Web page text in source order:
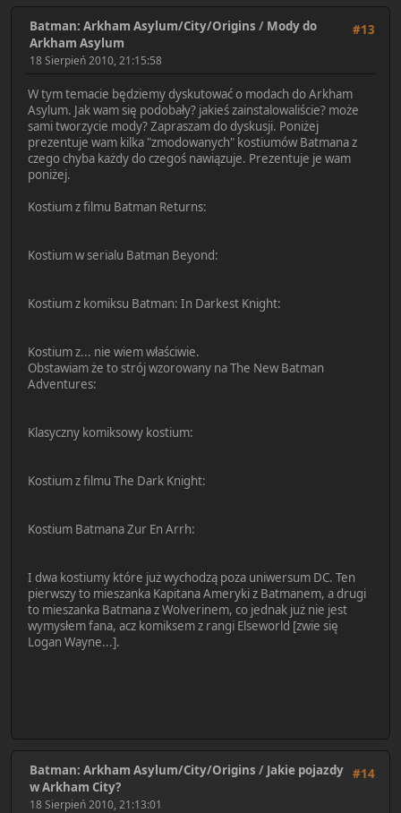
#13
Batman: Arkham Asylum/City/Origins / Mody do
Arkham Asylum
18 Sierpień 2010, 21:15:58
W tym temacie będziemy dyskutować o modach do Arkham
Asylum. Jak wam się podobały? jakieś zainstalowaliście? może
sami tworzycie mody? Zapraszam do dyskusji. Poniżej
prezentuje wam kilka "zmodowanych" kostiumów Batmana z
czego chyba każdy do czegoś nawiązuje. Prezentuje je wam
poniżej.
Kostium z filmu Batman Returns:
Kostium w serialu Batman Beyond:
Kostium z komiksu Batman: In Darkest Knight:
Kostium z... nie wiem właściwie.
Obstawiam że to strój wzorowany na The New Batman
Adventures:
Klasyczny komiksowy kostium:
Kostium z filmu The Dark Knight:
Kostium Batmana Zur En Arrh:
I dwa kostiumy które już wychodzą poza uniwersum DC. Ten
pierwszy to mieszanka Kapitana Ameryki z Batmanem, a drugi
to mieszanka Batmana z Wolverinem, co jednak już nie jest
wymysłem fana, acz komiksem z rangi Elseworld [zwie się
Logan Wayne...].
#14
Batman: Arkham Asylum/City/Origins / Jakie pojazdy
w Arkham City?
18 Sierpień 2010, 21:13:01